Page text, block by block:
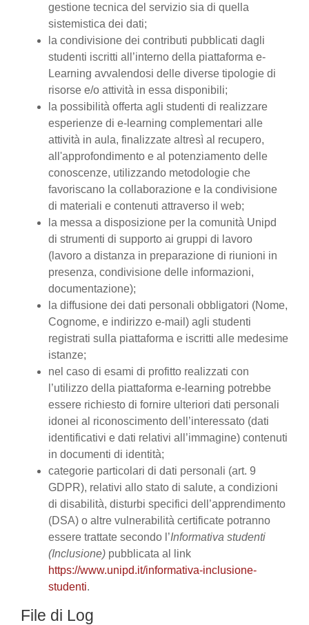
gestione tecnica del servizio sia di quella
sistemistica dei dati;
la condivisione dei contributi pubblicati dagli
studenti iscritti all’interno della piattaforma e-
Learning avvalendosi delle diverse tipologie di
risorse e/o attività in essa disponibili;
la possibilità offerta agli studenti di realizzare
esperienze di e-learning complementari alle
attività in aula, finalizzate altresì al recupero,
all'approfondimento e al potenziamento delle
conoscenze, utilizzando metodologie che
favoriscano la collaborazione e la condivisione
di materiali e contenuti attraverso il web;
la messa a disposizione per la comunità Unipd
di strumenti di supporto ai gruppi di lavoro
(lavoro a distanza in preparazione di riunioni in
presenza, condivisione delle informazioni,
documentazione);
la diffusione dei dati personali obbligatori (Nome,
Cognome, e indirizzo e-mail) agli studenti
registrati sulla piattaforma e iscritti alle medesime
istanze;
nel caso di esami di profitto realizzati con
l’utilizzo della piattaforma e-learning potrebbe
essere richiesto di fornire ulteriori dati personali
idonei al riconoscimento dell’interessato (dati
identificativi e dati relativi all’immagine) contenuti
in documenti di identità;
categorie particolari di dati personali (art. 9
GDPR), relativi allo stato di salute, a condizioni
di disabilità, disturbi specifici dell’apprendimento
(DSA) o altre vulnerabilità certificate potranno
essere trattate secondo l’Informativa studenti
(Inclusione) pubblicata al link
https://www.unipd.it/informativa-inclusione-
studenti.
File di Log